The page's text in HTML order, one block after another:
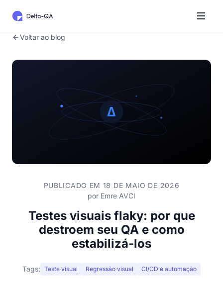
Voltar ao blog
PUBLICADO EM 18 DE MAIO DE 2026
por Emre AVCI
Testes visuais flaky: por que
destroem seu QA e como
estabilizá-los
Tags: Teste visual Regressão visual CI/CD e automação